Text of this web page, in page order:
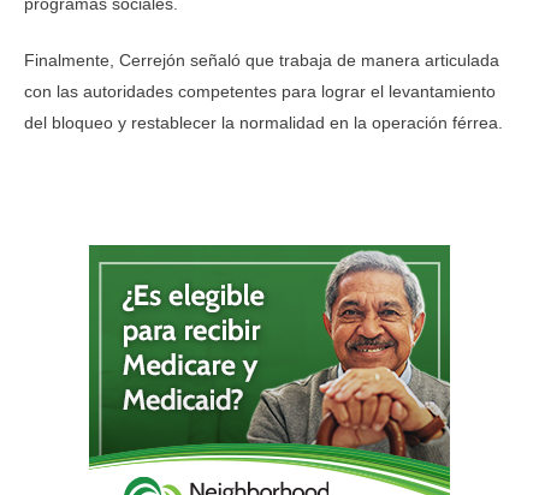
Finalmente, Cerrejón señaló que trabaja de manera articulada
con las autoridades competentes para lograr el levantamiento
del bloqueo y restablecer la normalidad en la operación férrea.